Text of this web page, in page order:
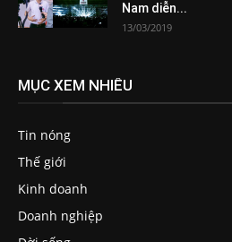
Nam diễn...
13/03/2019
MỤC XEM NHIỀU
Tin nóng
Thế giới
Kinh doanh
Doanh nghiệp